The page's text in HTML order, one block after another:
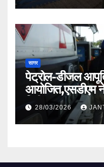
सागर
पेट्रोल-डीजल
आयोजित,एसडीएम ने
निरीक्षण
28/03/2026